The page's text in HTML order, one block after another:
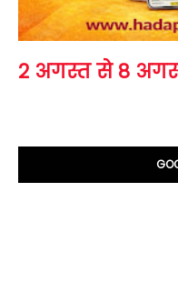
2 अगस्त से 8